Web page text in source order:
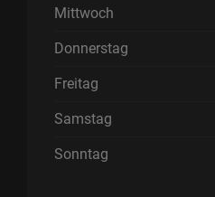
Mittwoch
Donnerstag
Freitag
Samstag
Sonntag